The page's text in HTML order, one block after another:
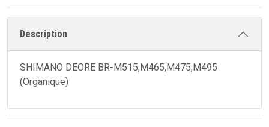
Description
SHIMANO DEORE BR-M515,M465,M475,M495
(Organique)